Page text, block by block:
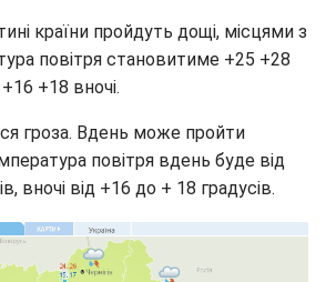
країни пройдуть дощі, місцями з
повітря становитиме +25 +28
+18 вночі.
гроза. Вдень може пройти
повітря вдень буде від
вночі від +16 до + 18 градусів.